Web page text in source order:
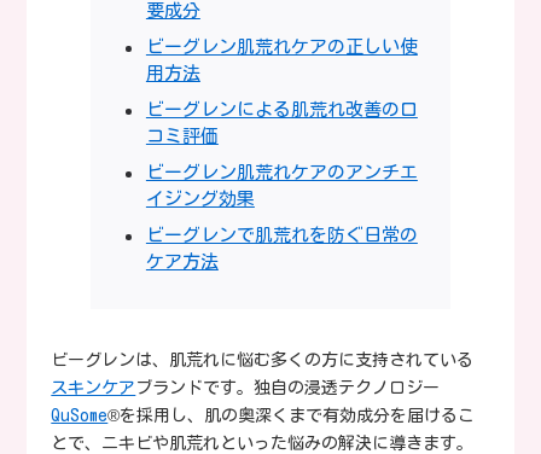
要成分
ビーグレン肌荒れケアの正しい使
用方法
ビーグレンによる肌荒れ改善の口
コミ評価
ビーグレン肌荒れケアのアンチエ
イジング効果
ビーグレンで肌荒れを防ぐ日常の
ケア方法
ビーグレンは、肌荒れに悩む多くの方に支持されている
スキンケア ブランドです。独自の浸透テクノロジー
QuSome®を採用し、肌の奥深くまで有効成分を届けるこ
とで、ニキビや肌荒れといった悩みの解決に導きます。